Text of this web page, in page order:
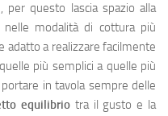
per questo lascia spazio alla
modalità di cottura più
adatto a realizzare facilmente
più semplici a quelle più
in tavola sempre delle
equilibriotra il gusto e la